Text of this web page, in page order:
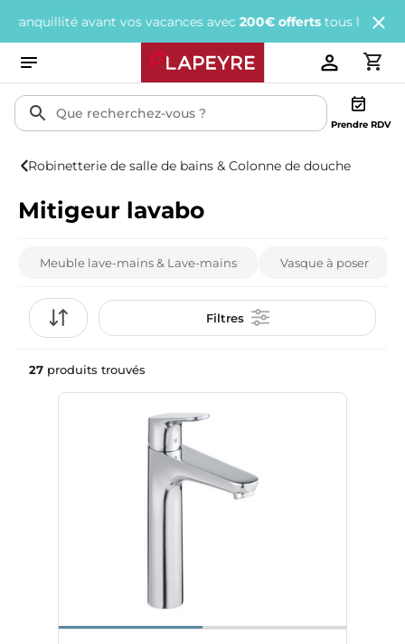
vacances avec200€ offertstous les 1 000€ d'achats. J'en
Prendre RDV
Robinetterie de salle de bains & Colonne de douche
Mitigeur lavabo
Meuble lave-mains & Lave-mains Vasque à poser
Filtres
27 produits trouvés